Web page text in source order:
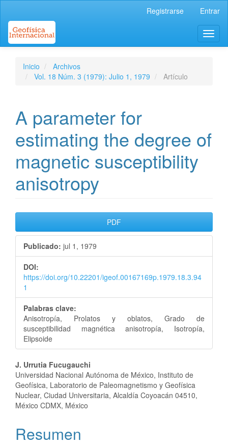
Contenido
principal
Barra
Registrarse Entrar
Inicio
Archivos
Vol. 18 Núm. 3 (1979): Julio 1, 1979
Artículo
A parameter for
estimating the degree of
magnetic susceptibility
anisotropy
Barra
lateral
del
artículo
PDF
Publicado: jul 1, 1979
DOI:
https://doi.org/10.22201/igeof.00167169p.1979.18.3.94
1
Palabras clave:
Anisotropía, Prolatos y oblatos, Grado de
susceptibilidad magnética anisotropía, Isotropía,
Elipsoide
Contenido
principal
del
artículo
J. Urrutia Fucugauchi
Universidad Nacional Autónoma de México, Instituto de
Geofísica, Laboratorio de Paleomagnetismo y Geofísica
Nuclear, Ciudad Universitaria, Alcaldía Coyoacán 04510,
México CDMX, México
Resumen